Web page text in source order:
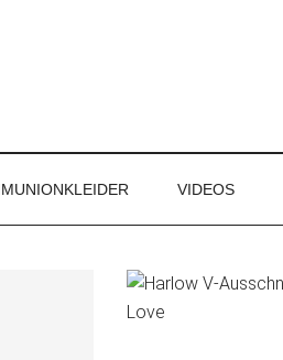
VIDEOS
Primary
Sidebar